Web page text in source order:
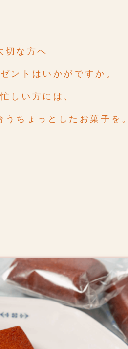
切な方へ
ントはいかがですか。
しい方には、
う ちょっとしたお菓子を。